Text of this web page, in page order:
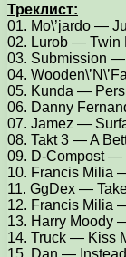
Треклист:
01. Mo\’jardo —
02. Lurob — Twin
03. Submission —
04.
05. Kunda —
06. Danny
07. Jamez —
08. Takt 3 — A
09. D-Compost —
10. Francis Milia
11. GgDex —
12. Francis Milia
13. Harry Moody
14. Truck — Kiss
15. Dan —